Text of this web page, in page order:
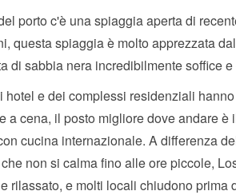
porto c'è una spiaggia aperta di
questa spiaggia è molto apprezzata
di sabbia nera incredibilmente soffice
hotel e dei complessi residenziali
a cena, il posto migliore dove andare è
cucina internazionale. A differenza
non si calma fino alle ore piccole,
rilassato, e molti locali chiudono prima